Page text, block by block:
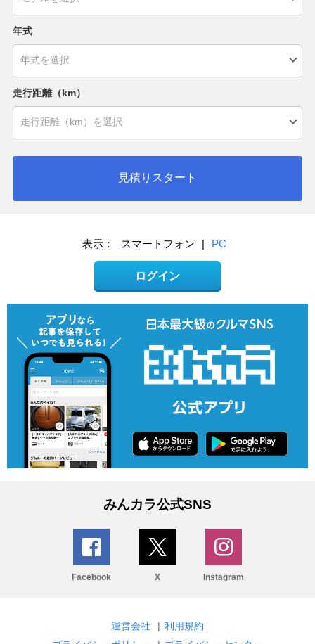
年式
走行距離（km）
見積りスタート
表示： スマートフォン | PC
ログイン
みんカラ公式SNS
Facebook X Instagram
運営会社 | 利用規約